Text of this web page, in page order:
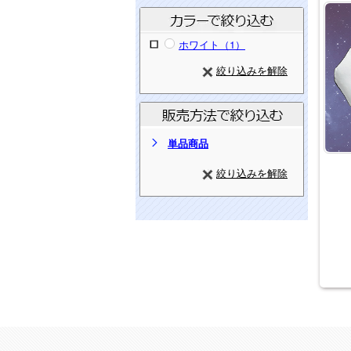
ホワイト（1）
絞り込みを解除
単品商品
絞り込みを解除